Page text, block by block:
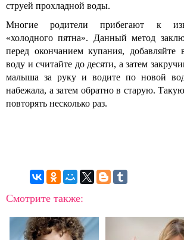
струей прохладной воды.
Многие родители прибегают к
«холодного пятна». Данный метод
перед окончанием купания,
воду и считайте до десяти, а затем
малыша за руку и водите по новой
набежала, а затем обратно в старую.
повторять несколько раз.
Смотрите также: